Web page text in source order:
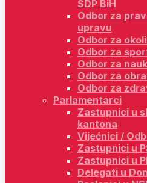
SDP BiH
Odbor za
upravu
Odbor za
Odbor za
Odbor za
Odbor za
Odbor za
Parlamentarci
Zastupnici u
kantona
Vijećnici /
Zastupnici u
Zastupnici u
Delegati u